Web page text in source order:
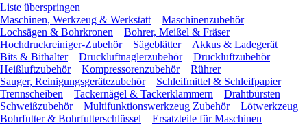
Liste überspringen
Maschinen, Werkzeug & Werkstatt
Maschinenzubehör
Lochsägen & Bohrkronen
Bohrer, Meißel & Fräser
Hochdruckreiniger-Zubehör
Sägeblätter
Akkus & Ladegerät
Bits & Bithalter
Druckluftnaglerzubehör
Druckluftzubehör
Heißluftzubehör
Kompressorenzubehör
Rührer
Sauger, Reinigungsgerätezubehör
Schleifmittel & Schleifpapier
Trennscheiben
Tackernägel & Tackerklammern
Drahtbürsten
Schweißzubehör
Multifunktionswerkzeug Zubehör
Lötwerkzeug
Bohrfutter & Bohrfutterschlüssel
Ersatzteile für Maschinen